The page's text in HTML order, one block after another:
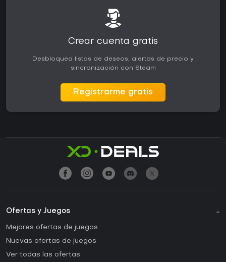
Crear cuenta gratis
Desbloquea listas de deseos, alertas de precio y
sincronización con Steam
Registrarme gratis
Ofertas y Juegos
Mejores ofertas de juegos
Nuevas ofertas de juegos
Ver todas las ofertas